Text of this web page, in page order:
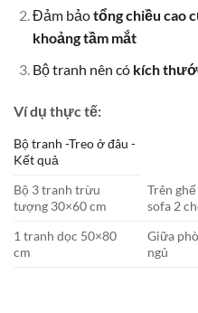
Đảm bảotổng chiều cao
khoảng tầm mắt
Bộ tranh nên có kích
Ví dụ thực tế:
Bộ tranh -Treo ở đâu -
Kết quả
Bộ 3 tranh trừu
tượng 30×60 cm
Trên ghế
sofa 2
1 tranh dọc 50×80
cm
Giữa
ngủ